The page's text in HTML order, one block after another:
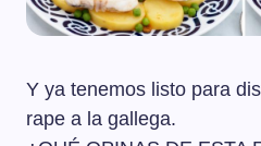
Y ya tenemos listo para
rape a la gallega.